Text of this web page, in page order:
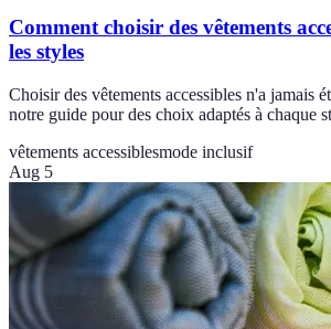
Comment choisir des vêtements
les styles
Choisir des vêtements accessibles n'a jamais
notre guide pour des choix adaptés à chaque
vêtements accessiblesmode inclusif
Aug 5